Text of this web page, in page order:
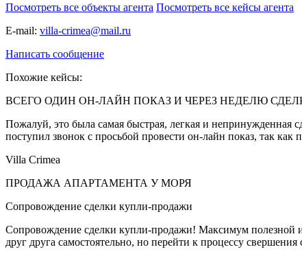
Посмотреть все объекты агента Посмотреть все кейсы агента
E-mail: villa-crimea@mail.ru
Написать сообщение
Похожие кейсы:
ВСЕГО ОДИН ОН-ЛАЙН ПОКАЗ И ЧЕРЕЗ НЕДЕЛЮ
Пожалуй, это была самая быстрая, легкая и
поступил звонок с просьбой провести он-лайн показ, так как
Villa Crimea
ПРОДАЖА АПАРТАМЕНТА У МОРЯ
Сопровождение сделки купли-продажи
Сопровождение сделки купли-продажи! Максимум полезной
друг друга самостоятельно, но перейти к процессу свершения